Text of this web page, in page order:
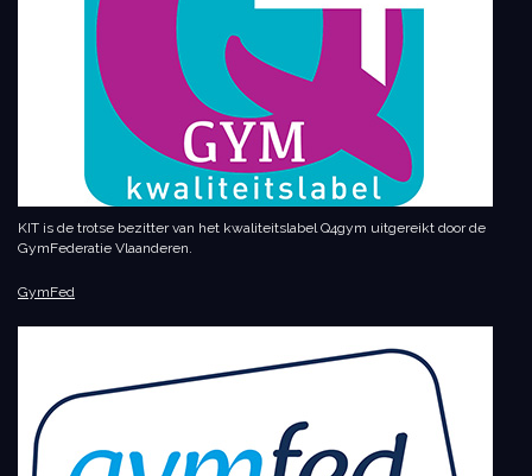
KIT is de trotse bezitter van het kwaliteitslabel Q4gym uitgereikt door de
GymFederatie Vlaanderen.
GymFed